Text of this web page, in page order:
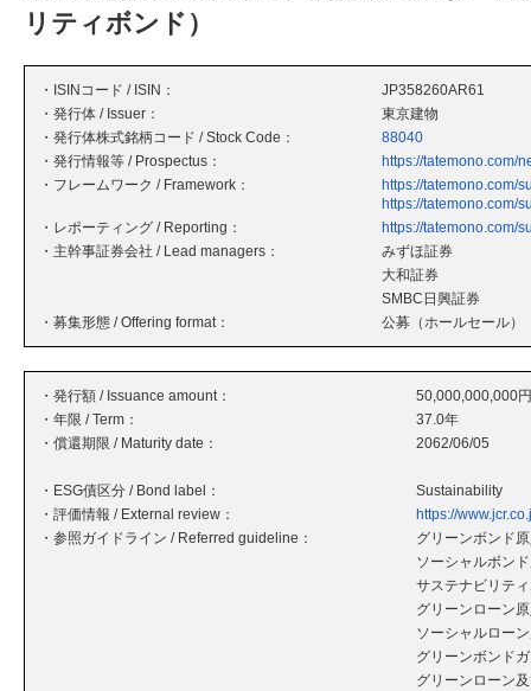
リティボンド）
・ISINコード / ISIN：
JP358260AR61
・発行体 / Issuer：
東京建物
・発行体株式銘柄コード / Stock Code：
88040
・発行情報等 / Prospectus：
https://tatemono.com/
・フレームワーク / Framework：
https://tatemono.com/
https://tatemono.com/
・レポーティング / Reporting：
https://tatemono.com/
・主幹事証券会社 / Lead managers：
みずほ証券
大和証券
SMBC日興証券
・募集形態 / Offering format：
公募（ホールセール）
・発行額 / Issuance amount：
50,000,000,000円
・年限 / Term：
37.0年
・償還期限 / Maturity date：
2062/06/05
・ESG債区分 / Bond label：
Sustainability
・評価情報 / External review：
https://
・参照ガイドライン / Referred guideline：
グリーンボンド
ソーシャルボン
サステナビリテ
グリーンローン
ソーシャルロー
グリーンボンド
グリーンローン